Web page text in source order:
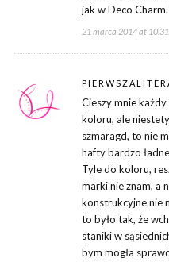
jak w Deco
21 marca 2014 at 10:31
Cieszy mnie
koloru, ale
szmaragd, to nie
hafty bardzo
Tyle do koloru,
marki nie znam, a
konstrukcyjne nie
to było tak, że
staniki w
bym mogła